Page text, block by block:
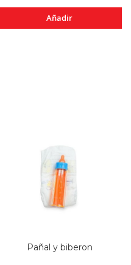
Añadir
Pañal y biberon